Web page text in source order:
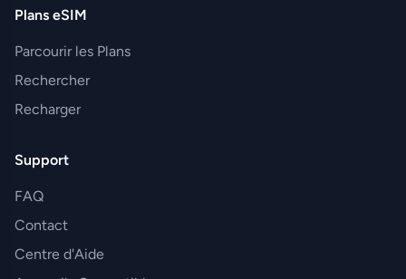
Plans eSIM
Parcourir les Plans
Rechercher
Recharger
Support
FAQ
Contact
Centre d'Aide